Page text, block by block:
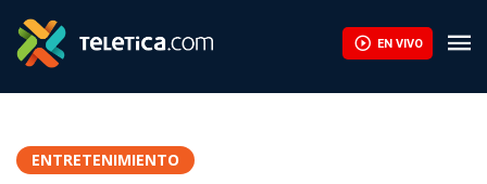
EN VIVO
ENTRETENIMIENTO